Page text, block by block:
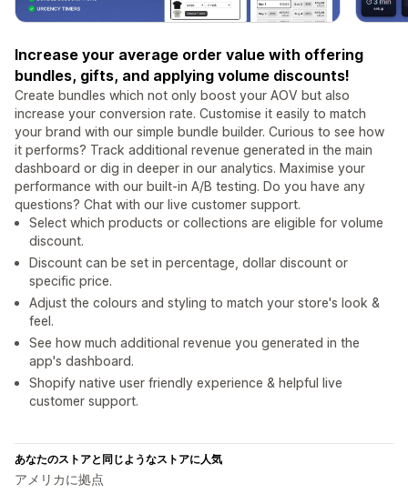
Increase your average order value with offering
bundles, gifts, and applying volume discounts!
Create bundles which not only boost your AOV but also
increase your conversion rate. Customise it easily to match
your brand with our simple bundle builder. Curious to see how
it performs? Track additional revenue generated in the main
dashboard or dig in deeper in our analytics. Maximise your
performance with our built-in A/B testing. Do you have any
questions? Chat with our live customer support.
Select which products or collections are eligible for volume
discount.
Discount can be set in percentage, dollar discount or
specific price.
Adjust the colours and styling to match your store's look &
feel.
See how much additional revenue you generated in the
app's dashboard.
Shopify native user friendly experience & helpful live
customer support.
あなたのストアと同じようなストアに人気
アメリカに拠点